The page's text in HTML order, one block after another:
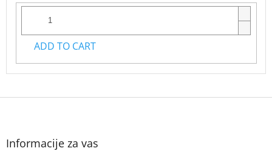
ADD TO CART
F
Informacije za vas